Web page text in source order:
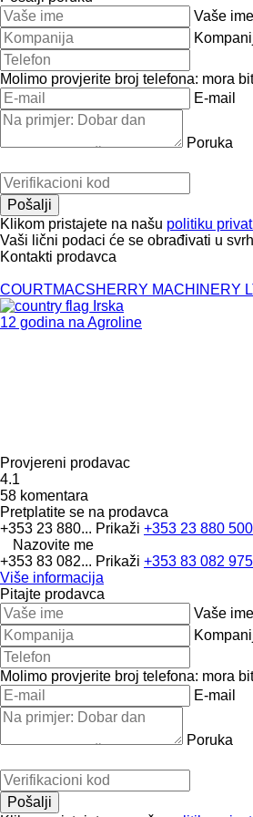
Vaše ime
Molimo provjerite broj telefona: mora
E-mail
Poruka
Klikom pristajete na našu politiku
Vaši lični podaci će se obrađivati ​​u
Kontakti prodavca
COURTMACSHERRY MACHINERY
Irska
12 godina na Agroline
Provjereni prodavac
4.1
58 komentara
Pretplatite se na prodavca
+353 23 880... Prikaži +353 23 880
Nazovite me
+353 83 082... Prikaži +353 83 082
Više informacija
Pitajte prodavca
Vaše ime
Molimo provjerite broj telefona: mora
E-mail
Poruka